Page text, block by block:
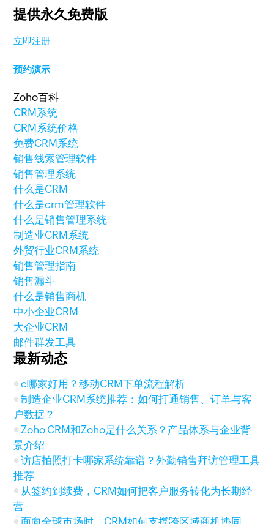
提供永久免费版
立即注册
预约演示
Zoho百科
CRM系统
CRM系统价格
免费CRM系统
销售线索管理软件
销售管理系统
什么是CRM
什么是crm管理软件
什么是销售管理系统
制造业CRM系统
外贸行业CRM系统
销售管理指南
销售漏斗
什么是销售商机
中小企业CRM
大企业CRM
邮件群发工具
最新动态
c哪家好用？移动CRM下单流程解析
制造企业CRM系统推荐：如何打通销售、订单与客
户数据？
Zoho CRM和Zoho是什么关系？产品体系与企业背
景介绍
访店拍照打卡哪家系统靠谱？外勤销售拜访管理工具
推荐
从签约到续费，CRM如何把客户服务转化为长期经
营
面向全球市场时，CRM如何支撑跨区域商机协同